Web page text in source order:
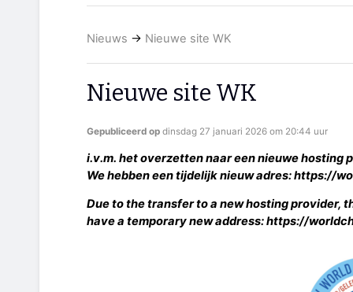
Nieuws → Nieuwe site WK
Nieuwe site WK
Gepubliceerd op dinsdag 27 januari 2026 om 20:44 uur
i.v.m. het overzetten naar een nieuwe hosting
We hebben een tijdelijk nieuw adres: https://
Due to the transfer to a new hosting provider,
have a temporary new address: https://